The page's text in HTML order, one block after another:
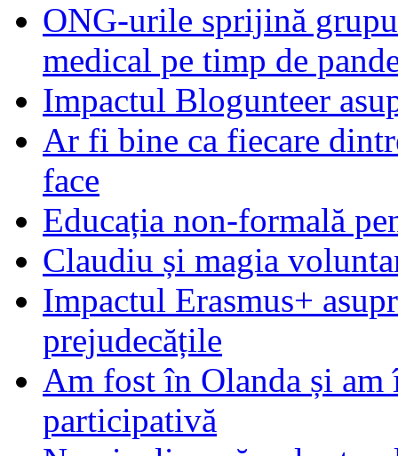
ONG-urile sprijină
medical pe timp de
Impactul Blogunteer
Ar fi bine ca fiecare
face
Educația non-formală
Claudiu și magia
Impactul Erasmus+
prejudecățile
Am fost în Olanda și am
participativă